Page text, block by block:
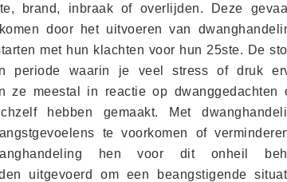
brand, inbraak of overlijden. Deze
door het uitvoeren van
met hun klachten voor hun 25ste. De
periode waarin je veel stress of druk
ze meestal in reactie op dwanggedachten
hebben gemaakt. Met
te voorkomen of
hen voor dit onheil
uitgevoerd om een beangstigende